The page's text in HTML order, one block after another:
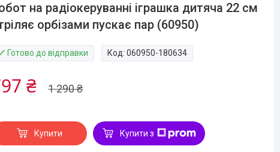
на радіокеруванні іграшка дитяча 22 см
орбізами пускає пар (60950)
Готово до відправки Код:060950-180634
1 290 ₴
₴
Купити Купити з